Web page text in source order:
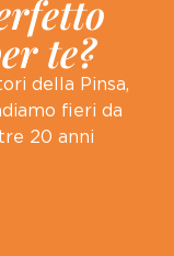
te?
della Pinsa,
fieri da
20 anni